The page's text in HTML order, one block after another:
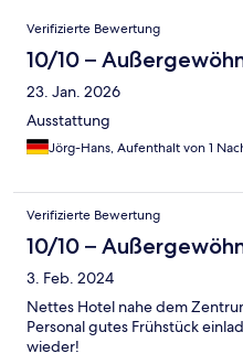
Bewertungen
Verifizierte Bewertung
10/10 –
23. Jan. 2026
Ausstattung
Jörg-Hans, Aufenthalt von 1
Verifizierte Bewertung
10/10 –
3. Feb. 2024
Nettes Hotel nahe dem
Personal gutes Frühstück
wieder!